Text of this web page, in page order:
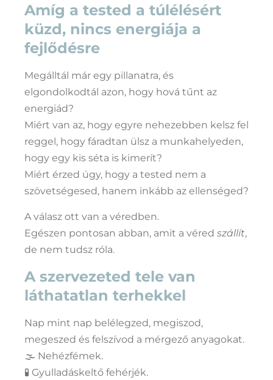
Amíg a tested a túlélésért
küzd, nincs energiája a
fejlődésre
Megálltál már egy pillanatra, és
elgondolkodtál azon, hogy hová tűnt az
energiád?
Miért van az, hogy egyre nehezebben kelsz fel
reggel, hogy fáradtan ülsz a munkahelyeden,
hogy egy kis séta is kimerít?
Miért érzed úgy, hogy a tested nem a
szövetségesed, hanem inkább az ellenséged?
A válasz ott van a véredben.
Egészen pontosan abban, amit a véred szállít,
de nem tudsz róla.
A szervezeted tele van
láthatatlan terhekkel
Nap mint nap belélegzed, megiszod,
megeszed és felszívod a mérgező anyagokat.
🌫️ Nehézfémek.
🧪 Gyulladáskeltő fehérjék.